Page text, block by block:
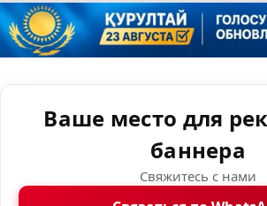
Ваше место для
баннера
Свяжитесь с нами